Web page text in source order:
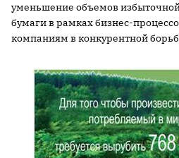
уменьшение объемов
бумаги в рамках бизнес-
компаниям в конкурентной